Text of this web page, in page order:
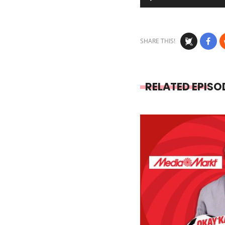
Player
SHARE THIS!
RELATED